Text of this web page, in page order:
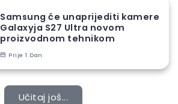
Samsung će unaprijediti kamere
Galaxyja S27 Ultra novom
proizvodnom tehnikom
Prije 1 Dan
Učitaj još...